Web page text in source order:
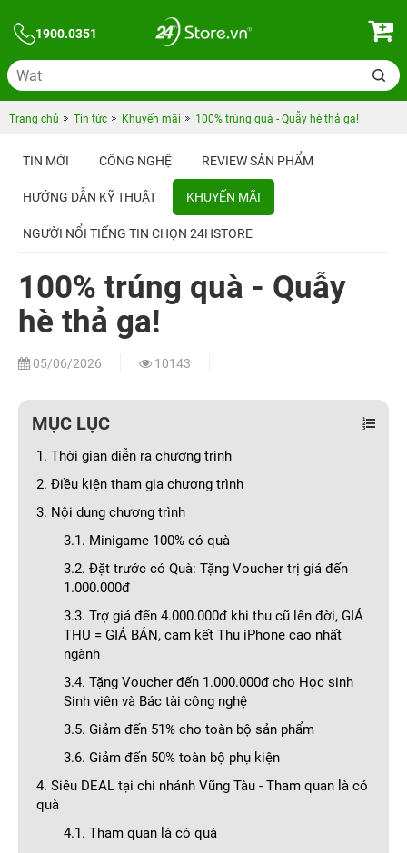
1900.0351
Trang chủ Tin tức Khuyến mãi 100% trúng quà - Quẫy hè thả ga!
TIN MỚI CÔNG NGHỆ REVIEW SẢN PHẨM
HƯỚNG DẪN KỸ THUẬT KHUYẾN MÃI
NGƯỜI NỔI TIẾNG TIN CHỌN 24HSTORE
100% trúng quà - Quẫy
hè thả ga!
05/06/2026 10143
MỤC LỤC
1. Thời gian diễn ra chương trình
2. Điều kiện tham gia chương trình
3. Nội dung chương trình
3.1. Minigame 100% có quà
3.2. Đặt trước có Quà: Tặng Voucher trị giá đến
1.000.000đ
3.3. Trợ giá đến 4.000.000đ khi thu cũ lên đời, GIÁ
THU = GIÁ BÁN, cam kết Thu iPhone cao nhất
ngành
3.4. Tặng Voucher đến 1.000.000đ cho Học sinh
Sinh viên và Bác tài công nghệ
3.5. Giảm đến 51% cho toàn bộ sản phẩm
3.6. Giảm đến 50% toàn bộ phụ kiện
4. Siêu DEAL tại chi nhánh Vũng Tàu - Tham quan là có
quà
4.1. Tham quan là có quà